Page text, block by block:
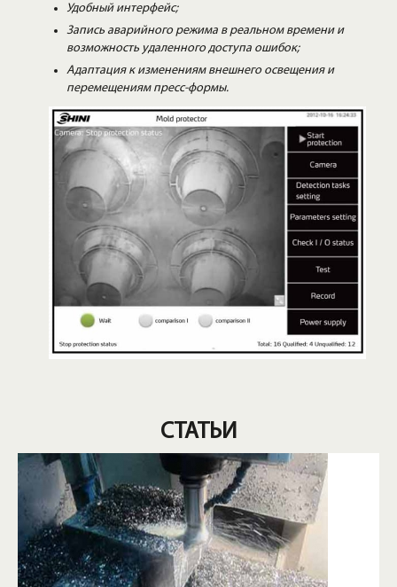
Удобный интерфейс;
Запись аварийного режима в реальном времени и
возможность удаленного доступа ошибок;
Адаптация к изменениям внешнего освещения и
перемещениям пресс-формы.
СТАТЬИ